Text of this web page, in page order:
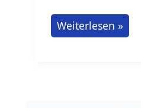
Ausbildung
in
Weiterlesen »